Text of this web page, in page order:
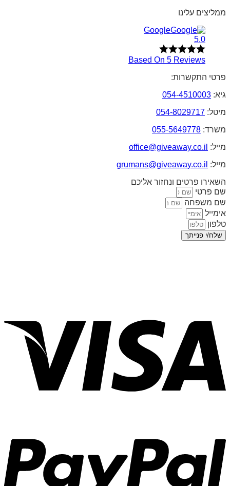
ממליצים עלינו
Google
5.0
Based On 5 Reviews
פרטי התקשרות:
גיא: 054-4510003
מיטל: 054-8029717
משרד: 055-5649778
מייל: office@giveaway.co.il
מייל: grumans@giveaway.co.il
השאירו פרטים ונחזור אליכם
שם פרטי
שם משפחה
אימייל
טלפון
שלח/י פנייתך